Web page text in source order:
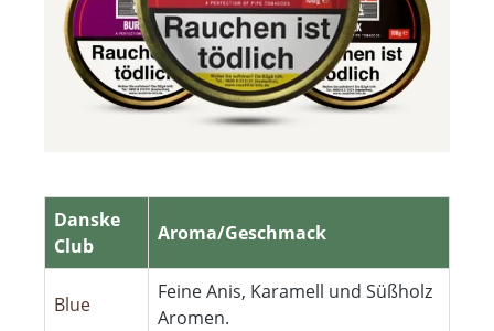
Danske
Club
Aroma/Geschmack
Blue
Feine Anis, Karamell und Süßholz
Aromen.